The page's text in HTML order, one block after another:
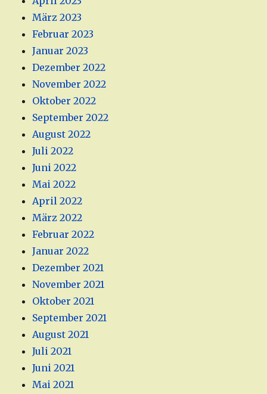
März 2023
Februar 2023
Januar 2023
Dezember 2022
November 2022
Oktober 2022
September 2022
August 2022
Juli 2022
Juni 2022
Mai 2022
April 2022
März 2022
Februar 2022
Januar 2022
Dezember 2021
November 2021
Oktober 2021
September 2021
August 2021
Juli 2021
Juni 2021
Mai 2021